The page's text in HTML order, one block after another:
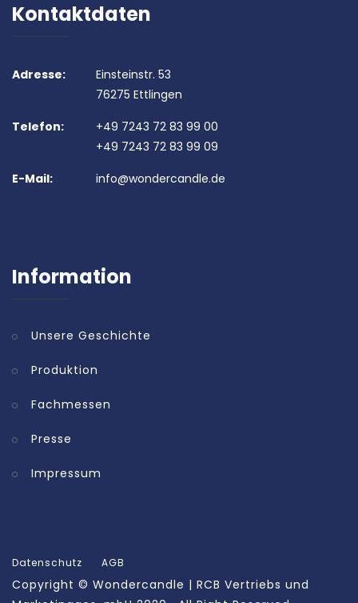
Kontaktdaten
Adresse:
Einsteinstr. 53
76275 Ettlingen
Telefon:
+49 7243 72 83 99 00
+49 7243 72 83 99 09
E-Mail:
info@wondercandle.de
Information
Unsere Geschichte
Produktion
Fachmessen
Presse
Impressum
Datenschutz AGB
Copyright © Wondercandle | RCB Vertriebs und